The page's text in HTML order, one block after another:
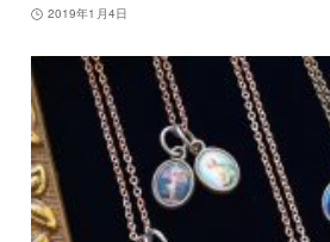
2019年1月4日